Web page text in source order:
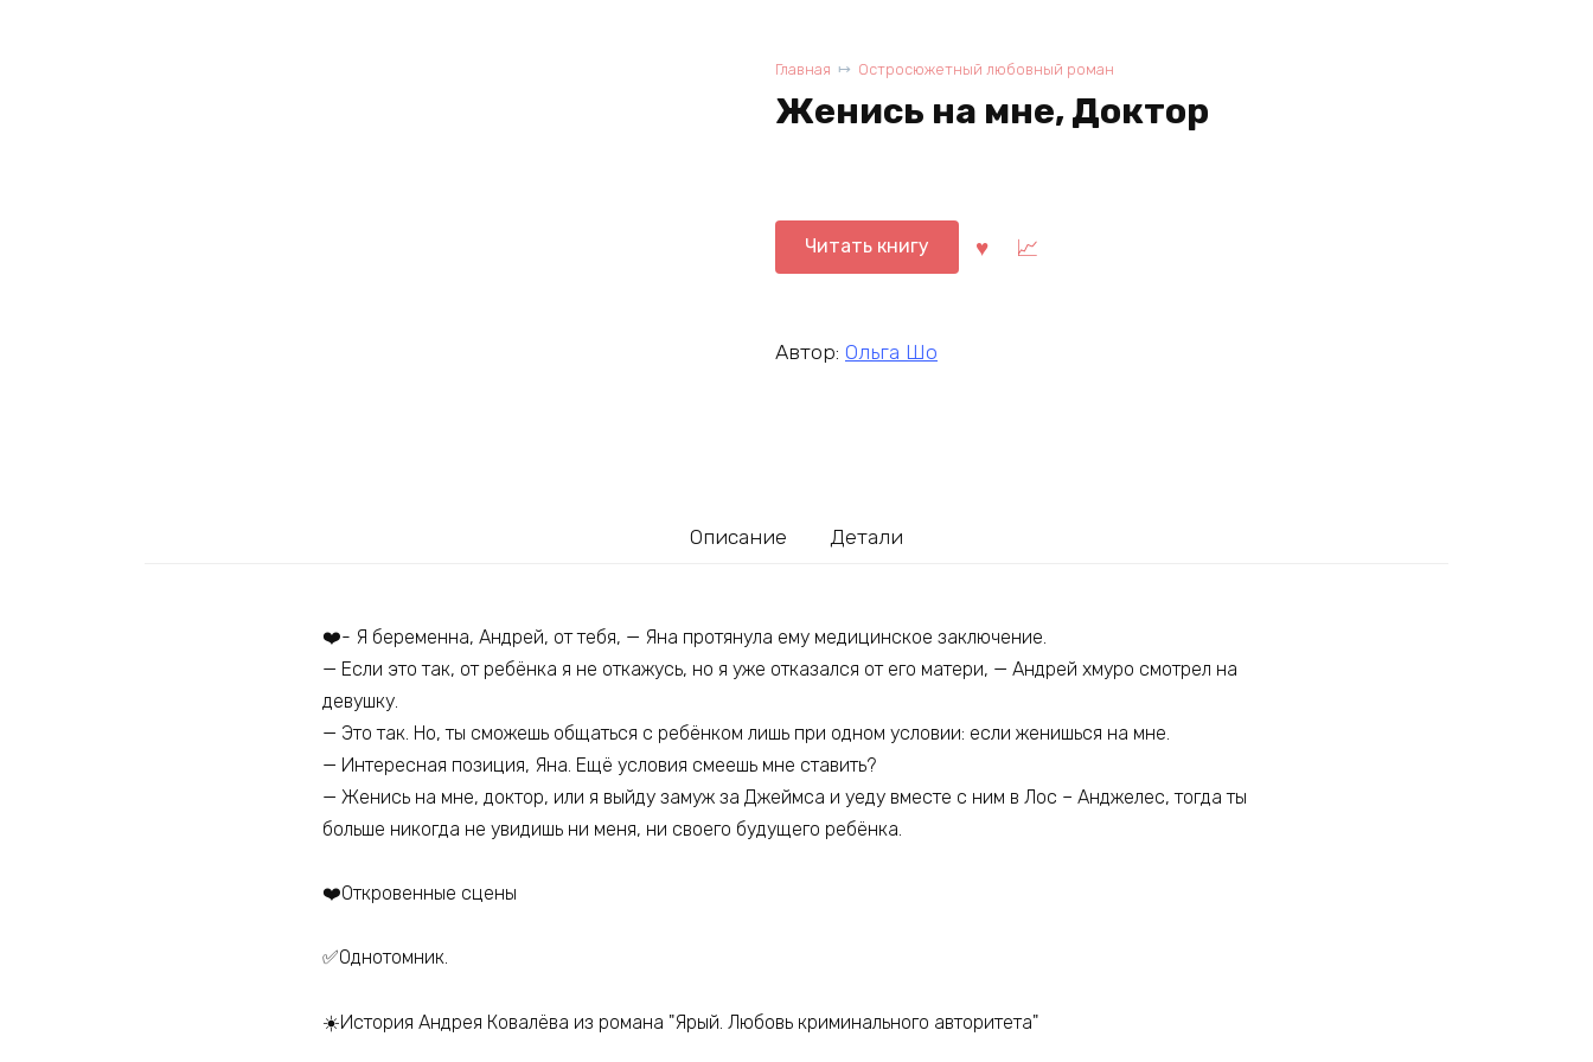
Главная Остросюжетный любовный роман
Женись на мне, Доктор
Читать книгу
Автор: Ольга Шо
Описание Детали
❤️- Я беременна, Андрей, от тебя, — Яна протянула ему медицинское заключение.
— Если это так, от ребёнка я не откажусь, но я уже отказался от его матери, — Андрей хмуро смотрел на
девушку.
— Это так. Но, ты сможешь общаться с ребёнком лишь при одном условии: если женишься на мне.
— Интересная позиция, Яна. Ещё условия смеешь мне ставить?
— Женись на мне, доктор, или я выйду замуж за Джеймса и уеду вместе с ним в Лос – Анджелес, тогда ты
больше никогда не увидишь ни меня, ни своего будущего ребёнка.
❤️Откровенные сцены
✅Однотомник.
☀️История Андрея Ковалёва из романа "Ярый. Любовь криминального авторитета"